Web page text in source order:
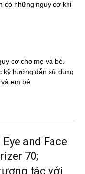
có những nguy cơ khi
cơ cho mẹ và bé.
kỹ hướng dẫn sử dụng
em bé
and Face
70;
tác với